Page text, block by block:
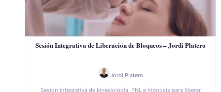
Sesión Integrativa de Liberación de Bloqueos – Jordi Platero
Jordi Platero
Sesión integrativa de kinesiología, PNL e hipnosis para liberar